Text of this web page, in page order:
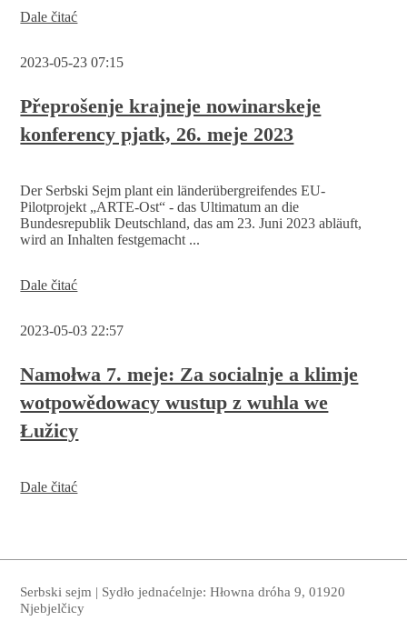
Dale čitać
2023-05-23 07:15
Přeprošenje krajneje nowinarskeje
konferency pjatk, 26. meje 2023
Der Serbski Sejm plant ein länderübergreifendes EU-
Pilotprojekt „ARTE-Ost“ - das Ultimatum an die
Bundesrepublik Deutschland, das am 23. Juni 2023 abläuft,
wird an Inhalten festgemacht ...
Dale čitaćPřeprošenje
konferency
meje
2023
2023-05-03 22:57
Namołwa 7. meje: Za socialnje a klimje
wotpowědowacy wustup z wuhla we
Łužicy
Dale čitać
Serbski sejm | Sydło jednaćelnje: Hłowna dróha 9, 01920
Njebjelčicy